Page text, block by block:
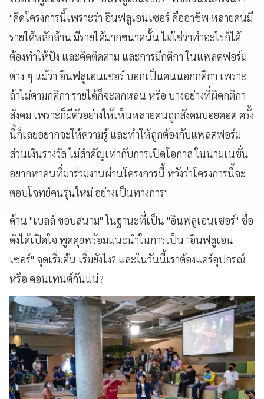
"คิดโครงการนี้เพราะว่า อินฟลูเอนเซอร์ คืออาชีพ หลายคนมี
รายได้หลักล้าน มีรายได้มากขนาดนั้น ไม่ใช่ว่าทำอะไรก็ได้
ต้องทำให้ปัง และคิดติดตาม และการมีกติกา ในแพลตฟอร์ม
ต่าง ๆ แม้ว่า อินฟลูเอนเซอร์ บอกเป็นคนนอกกติกา เพราะ
ถ้าไม่ตามกติกา รายได้ก็จะตกหล่น หรือ บางอย่างที่ผิดกติกา
สังคม เพราะก็มีตัวอย่างให้เห็นหลายคนถูกสังคมบอยคอต ครั้ง
นี้ก็เลยอยากจะให้ความรู้ และทำให้ถูกต้องกับแพลตฟอร์ม
ส่วนเงินรางวัล ไม่สำคัญเท่ากับการเปิดโอกาส ในนามเนชั่น
อยากหาคนที่มาร่วมงานผ่านโครงการนี้ หวังว่าโครงการนี้จะ
ตอบโจทย์คนรุ่นใหม่ อย่างเป็นทางการ"
ด้าน "เบลล์ ขอบสนาม" ในฐานะที่เป็น "อินฟลูเอนเซอร์" ชื่อ
ดังได้เปิดใจ พูดคุยพร้อมแนะนำในการเป็น "อินฟลูเอน
เซอร์" จุดเริ่มต้น เริ่มยังไง? และในวันนี้เราต้องแคร์อุปกรณ์
หรือ คอนเทนต์กันแน่?